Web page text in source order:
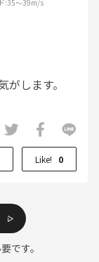
:35～39m/s
します。
Like! 0
です。